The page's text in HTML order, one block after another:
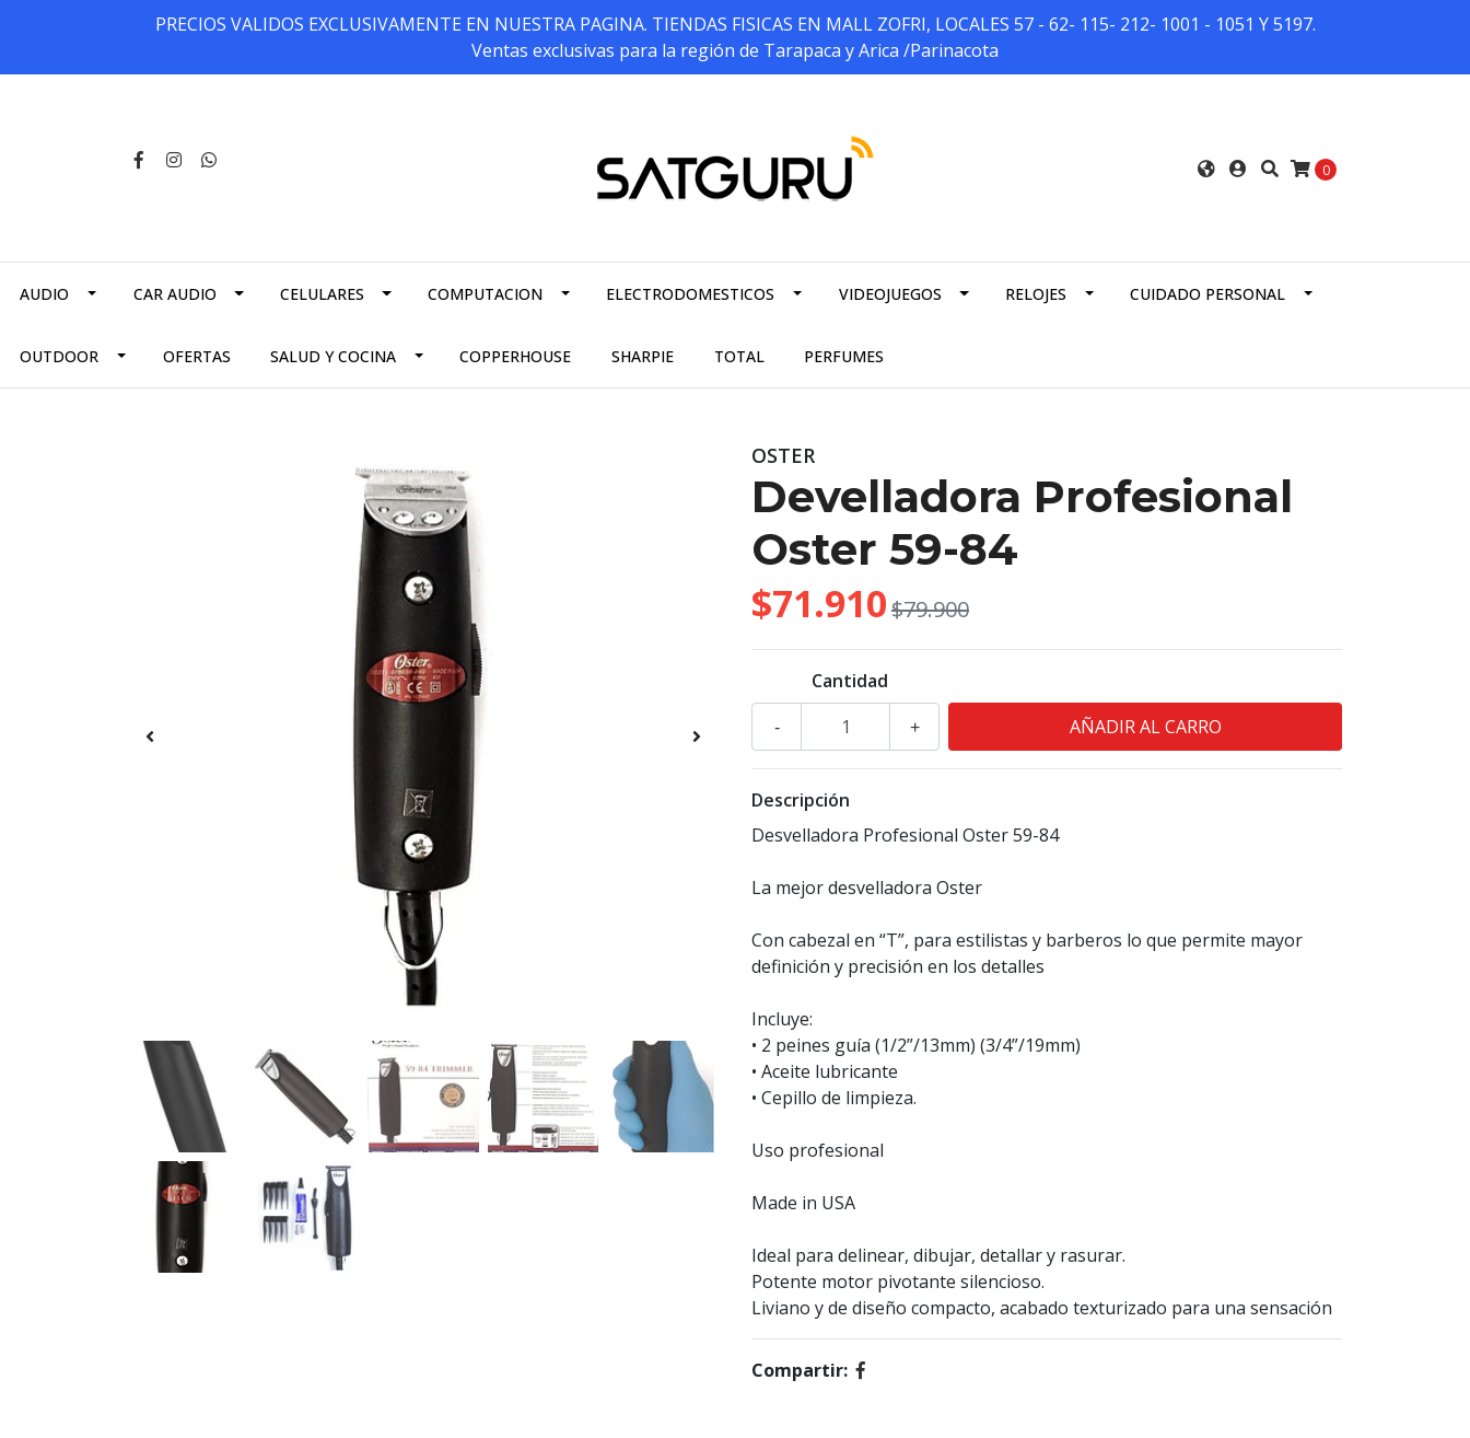
PRECIOS VALIDOS EXCLUSIVAMENTE EN NUESTRA PAGINA. TIENDAS FISICAS EN MALL ZOFRI, LOCALES 57 - 62- 115- 212- 1001 - 1051 Y 5197.
Ventas exclusivas para la región de Tarapaca y Arica /Parinacota
0
AUDIO CAR AUDIO CELULARES COMPUTACION ELECTRODOMESTICOS VIDEOJUEGOS RELOJES CUIDADO PERSONAL
OUTDOOR OFERTAS SALUD Y COCINA COPPERHOUSE SHARPIE TOTAL PERFUMES
OSTER
Develladora Profesional
Oster 59-84
$71.910$79.900
Cantidad
+
-
Descripción
Desvelladora Profesional Oster 59-84
La mejor desvelladora Oster
Con cabezal en “T”, para estilistas y barberos lo que permite mayor
definición y precisión en los detalles
Incluye:
• 2 peines guía (1/2”/13mm) (3/4”/19mm)
• Aceite lubricante
• Cepillo de limpieza.
Uso profesional
Made in USA
Ideal para delinear, dibujar, detallar y rasurar.
Potente motor pivotante silencioso.
Liviano y de diseño compacto, acabado texturizado para una sensación
Compartir: